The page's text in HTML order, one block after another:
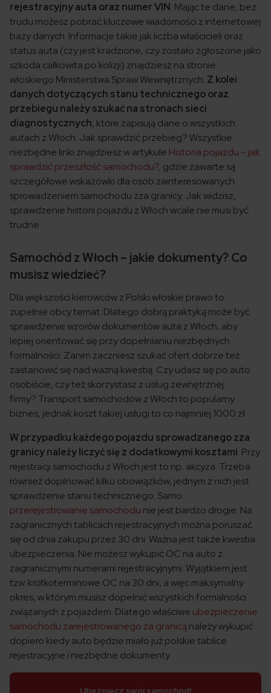
rejestracyjny auta oraz numer VIN. Mając te dane, bez
trudu możesz pobrać kluczowe wiadomości z internetowej
bazy danych. Informacje takie jak liczba właścicieli oraz
status auta (czy jest kradzione, czy zostało zgłoszone jako
szkoda całkowita po kolizji) znajdziesz na stronie
włoskiego Ministerstwa Spraw Wewnętrznych. Z kolei
danych dotyczących stanu technicznego oraz
przebiegu należy szukać na stronach sieci
diagnostycznych, które zapisują dane o wszystkich
autach z Włoch. Jak sprawdzić przebieg? Wszystkie
niezbędne linki znajdziesz w artykule Historia pojazdu – jak
sprawdzić przeszłość samochodu?, gdzie zawarte są
szczegółowe wskazówki dla osób zainteresowanych
sprowadzeniem samochodu zza granicy. Jak widzisz,
sprawdzenie historii pojazdu z Włoch wcale nie musi być
trudne.
Samochód z Włoch – jakie dokumenty? Co
musisz wiedzieć?
Dla większości kierowców z Polski włoskie prawo to
zupełnie obcy temat. Dlatego dobrą praktyką może być
sprawdzenie wzorów dokumentów auta z Włoch, aby
lepiej orientować się przy dopełnianiu niezbędnych
formalności. Zanim zaczniesz szukać ofert dobrze też
zastanowić się nad ważną kwestią. Czy udasz się po auto
osobiście, czy też skorzystasz z usług zewnętrznej
firmy? Transport samochodów z Włoch to popularny
biznes, jednak koszt takiej usługi to co najmniej 1000 zł.
W przypadku każdego pojazdu sprowadzanego zza
granicy należy liczyć się z dodatkowymi kosztami. Przy
rejestracji samochodu z Włoch jest to np. akcyza. Trzeba
również dopilnować kilku obowiązków, jednym z nich jest
sprawdzenie stanu technicznego. Samo
przerejestrowanie samochodu nie jest bardzo drogie. Na
zagranicznych tablicach rejestracyjnych można poruszać
się od dnia zakupu przez 30 dni. Ważna jest także kwestia
ubezpieczenia. Nie możesz wykupić OC na auto z
zagranicznymi numerami rejestracyjnymi. Wyjątkiem jest
tzw. krótkoterminowe OC na 30 dni, a więc maksymalny
okres, w którym musisz dopełnić wszystkich formalności
związanych z pojazdem. Dlatego właściwe ubezpieczenie
samochodu zarejestrowanego za granicą należy wykupić
dopiero kiedy auto będzie miało już polskie tablice
rejestracyjne i niezbędne dokumenty.